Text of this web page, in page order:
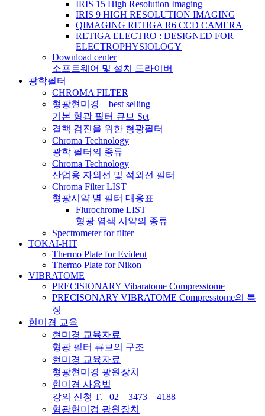
IRIS 15 High Resolution Imaging
IRIS 9 HIGH RESOLUTION IMAGING
QIMAGING RETIGA R6 CCD CAMERA
RETIGA ELECTRO : DESIGNED FOR
ELECTROPHYSIOLOGY
Download center
소프트웨어 및 설치 드라이버
광학필터
CHROMA FILTER
형광현미경 – best selling –
기본 형광 필터 큐브 Set
결핵 검진을 위한 형광필터
Chroma Technology
광학 필터의 종류
Chroma Technology
산업용 자외선 및 적외선 필터
Chroma Filter LIST
형광시약 별 필터 대응표
Flurochrome LIST
형광 염색 시약의 종류
Spectrometer for filter
TOKAI-HIT
Thermo Plate for Evident
Thermo Plate for Nikon
VIBRATOME
PRECISIONARY Vibaratome Compresstome
PRECISONARY VIBRATOME Compresstome의 특
징
현미경 교육
현미경 교육자료
형광 필터 큐브의 구조
현미경 교육자료
형광현미경 광원장치
현미경 사용법
강의 신청 T. 02 – 3473 – 4188
형광현미경 광원장치